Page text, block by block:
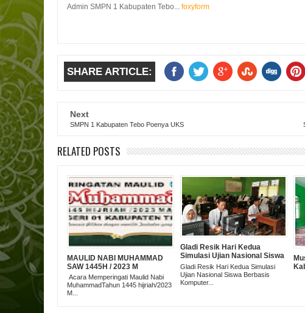
Admin SMPN 1 Kabupaten Tebo... foxyform
SHARE ARTICLE:
Next
SMPN 1 Kabupaten Tebo Poenya UKS
RELATED POSTS
MAULID NABI MUHAMMAD
SAW 1445H / 2023 M
Acara Memperingati Maulid Nabi
MuhammadTahun 1445 hijriah/2023
M...
Gladi Resik Hari Kedua
Simulasi Ujian Nasional Siswa
Berbasis Komputer Berjalan
Lancar
Gladi Resik Hari Kedua Simulasi
Ujian Nasional Siswa Berbasis
Komputer...